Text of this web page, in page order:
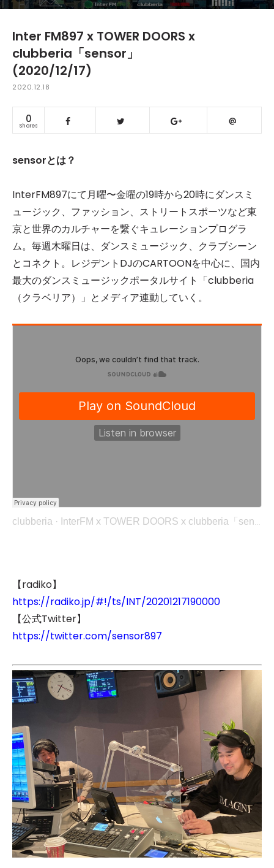
Inter FM897 x TOWER DOORS x
clubberia「sensor」
(2020/12/17)
2020.12.18
0
Shares
sensorとは？
InterFM897にて月曜〜金曜の19時から20時にダンスミ
ュージック、ファッション、ストリートスポーツなど東
京と世界のカルチャーを繋ぐキュレーションプログラ
ム。毎週木曜日は、ダンスミュージック、クラブシーン
とコネクト。レジデントDJのCARTOONを中心に、国内
最大のダンスミュージックポータルサイト「clubberia
（クラベリア）」とメディア連動していく。
clubberia · InterFM x TOWER DOORS x clubberia「sensor」(2020/12/17)
【radiko】
https://radiko.jp/#!/ts/INT/20201217190000
【公式Twitter】
https://twitter.com/sensor897